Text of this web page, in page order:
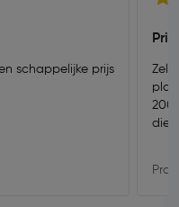
schappelijke prijs
Zelf
200
die